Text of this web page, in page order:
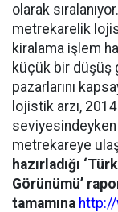
olarak
metrekarelik
kiralama işlem
küçük bir düşüş
pazarlarını
lojistik arzı,
seviyesindeyken
metrekareye
hazırladığı
Görünümü’
tamamına